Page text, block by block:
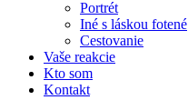
Portrét
Iné s láskou fotené
Cestovanie
Vaše reakcie
Kto som
Kontakt